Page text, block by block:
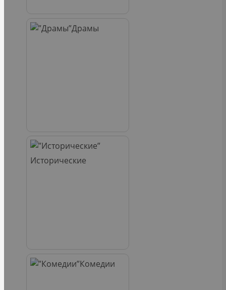
Драмы
Исторические
Комедии